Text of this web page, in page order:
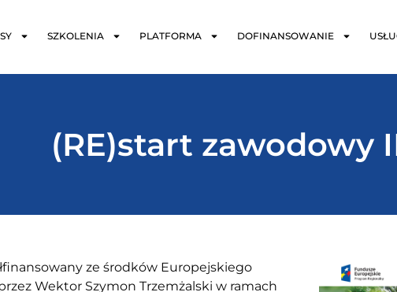
SZKOLENIA PLATFORMA DOFINANSOWANIE
(RE)start zawodowy
ze środków Europejskiego
Wektor Szymon Trzemżalski w ramach